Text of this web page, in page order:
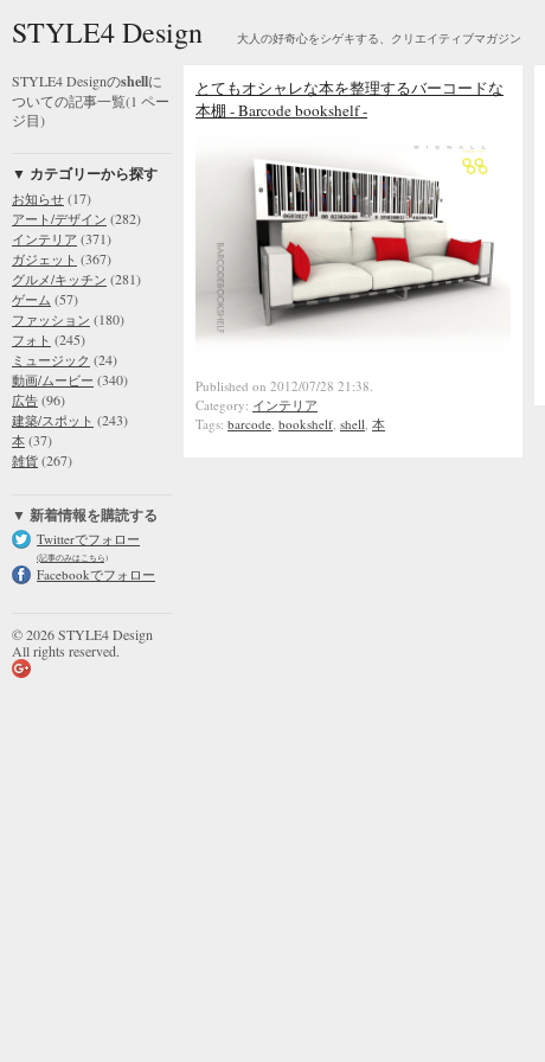
STYLE4 Design 大人の好奇心をシゲキする、クリエイティブマガジン
STYLE4 Designのshellに
ついての記事一覧(1 ペー
ジ目)
▼ カテゴリーから探す
お知らせ (17)
アート/デザイン (282)
インテリア (371)
ガジェット (367)
グルメ/キッチン (281)
ゲーム (57)
ファッション (180)
フォト (245)
ミュージック (24)
動画/ムービー (340)
広告 (96)
建築/スポット (243)
本 (37)
雑貨 (267)
▼ 新着情報を購読する
Twitterでフォロー
(記事のみはこちら)
Facebookでフォロー
© 2026 STYLE4 Design
All rights reserved.
とてもオシャレな本を整理するバーコードな
本棚 - Barcode bookshelf -
Published on 2012/07/28 21:38.
Category: インテリア
Tags: barcode bookshelf shell 本